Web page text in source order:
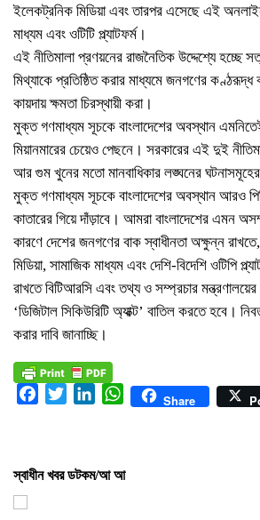
ইলেকট্রনিক মিডিয়া এবং তারপর এসেছে এই
মাধ্যম এবং ওটিটি প্ল্যাটফর্ম।
এই নীতিমালা প্রণয়নের রাজনৈতিক উদ্দেশ্যে হচ্ছে
মিথ্যাকে প্রতিষ্ঠিত করার মাধ্যমে জনগণের
কায়দায় ক্ষমতা চিরস্থায়ী করা।
মুক্ত গণমাধ্যম সূচকে বাংলাদেশের অবস্থান
মিয়ানমারের চেয়েও পেছনে। সরকারের এই দুই
আর গুম খুনের মতো মানবাধিকার লঙ্ঘনের ঘটনাসমূহের
মুক্ত গণমাধ্যম সূচকে বাংলাদেশের অবস্থান আরও
কাতারের গিয়ে দাঁড়াবে। আমরা বাংলাদেশের এমন
কারণে দেশের জনগণের বাক স্বাধীনতা অক্ষুন্ন
মিডিয়া, সামাজিক মাধ্যম এবং দেশি-বিদেশি ওটিপি
রাখতে বিটিআরসি এবং তথ্য ও সম্প্রচার
‘ডিজিটাল সিকিউরিটি অ্যাক্ট’ বাতিল করতে হবে।
করার দাবি জানাচ্ছি।
FacebookTwitterLinkedInWhatsAppShare
স্বাধীন খবর ডটকম/আ আ